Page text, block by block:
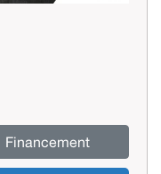
Financement